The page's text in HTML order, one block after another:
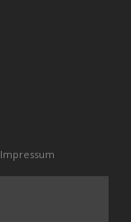
Impressum